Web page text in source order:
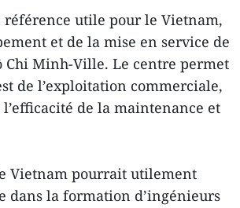
utile pour le Vietnam,
et de la mise en service de
Chi Minh-Ville. Le centre permet
de l’exploitation commerciale,
de la maintenance et
Vietnam pourrait utilement
dans la formation d’ingénieurs